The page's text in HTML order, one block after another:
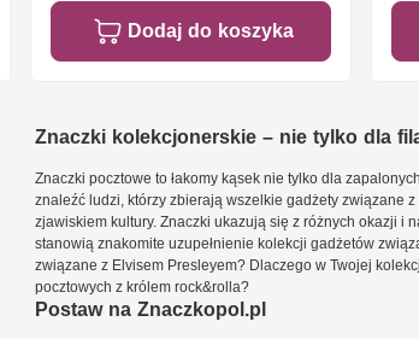
Dodaj do koszyka
Znaczki kolekcjonerskie – nie tylko dla
Znaczki pocztowe to łakomy kąsek nie tylko dla
znaleźć ludzi, którzy zbierają wszelkie gadżety związane
zjawiskiem kultury. Znaczki ukazują się z różnych okazji i
stanowią znakomite uzupełnienie kolekcji gadżetów
związane z Elvisem Presleyem? Dlaczego w Twojej
pocztowych z królem rock&rolla?
Postaw na Znaczkopol.pl